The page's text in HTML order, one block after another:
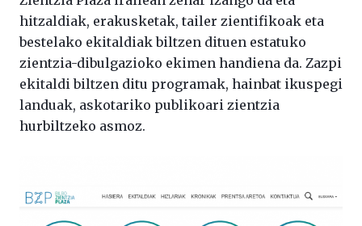
hitzaldiak, erakusketak, tailer zientifikoak eta
bestelako ekitaldiak biltzen dituen estatuko
zientzia-dibulgazioko ekimen handiena da. Zazpi
ekitaldi biltzen ditu programak, hainbat ikuspegi
landuak, askotariko publikoari zientzia
hurbiltzeko asmoz.